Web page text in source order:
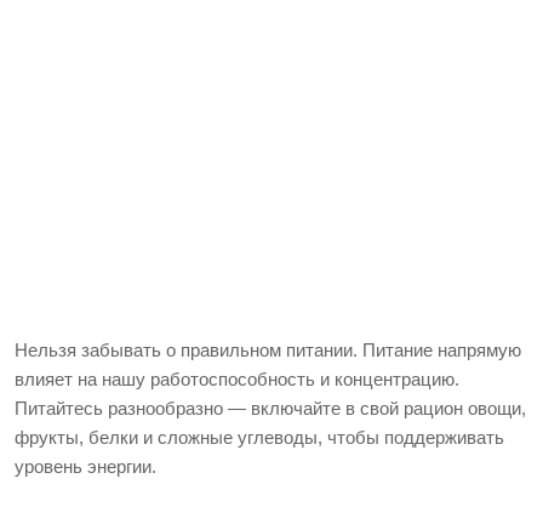
Нельзя забывать о правильном питании. Питание напрямую
влияет на нашу работоспособность и концентрацию.
Питайтесь разнообразно — включайте в свой рацион овощи,
фрукты, белки и сложные углеводы, чтобы поддерживать
уровень энергии.